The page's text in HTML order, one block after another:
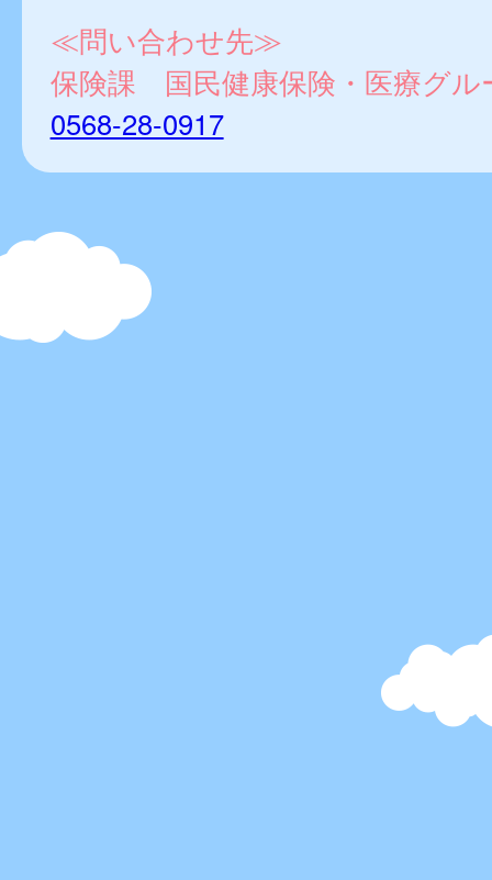
≪問い合わせ先≫
保険課 国民健康保険・医療グル
0568-28-0917